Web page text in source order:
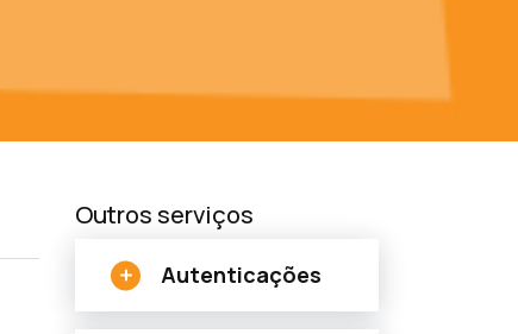
Outros serviços
Autenticações